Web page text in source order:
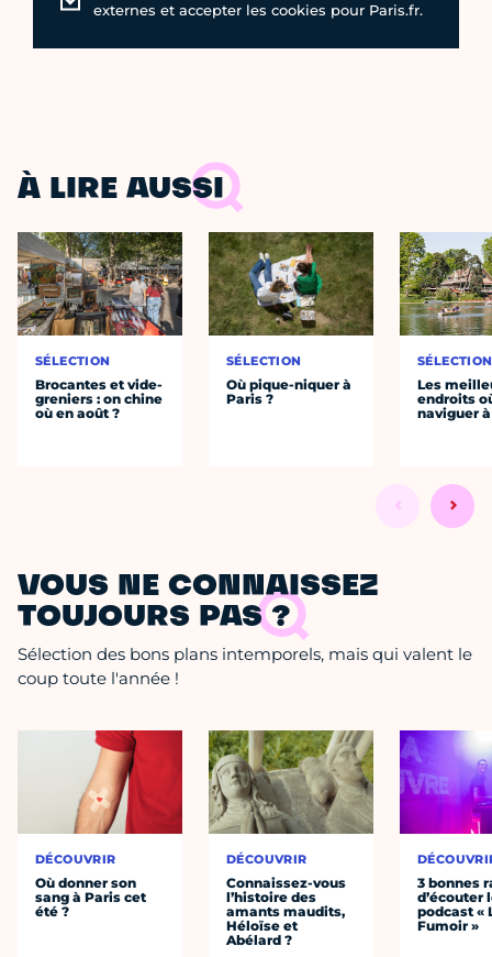
externes et accepter les cookies pour Paris.fr.
À LIRE AUSSI
SÉLECTION
Brocantes et vide-
greniers : on chine
où en août ?
SÉLECTION
Où pique-niquer à
Paris ?
SÉLECTION
Les
endroits
naviguer
VOUS NE CONNAISSEZ
TOUJOURS PAS ?
Sélection des bons plans intemporels, mais qui valent le
coup toute l'année !
DÉCOUVRIR
Où donner son
sang à Paris cet
été ?
DÉCOUVRIR
Connaissez-vous
l’histoire des
amants maudits,
Héloïse et
Abélard ?
3 bonnes
d’écouter
podcast «
Fumoir »